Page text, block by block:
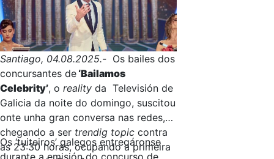
Santiago, 04.08.2025.- Os bailes dos
concursantes de ‘Bailamos
Celebrity’, o reality da Televisión de
Galicia da noite do domingo, suscitou
onte unha gran conversa nas redes,
chegando a ser trendig topic contra
as 23:30 horas, ocupando a primeira
Os ‘tuiteiros’ galegos entregáronse
durante a emisión do concurso de